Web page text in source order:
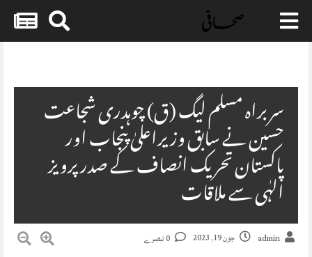
Skip
سربراہ مسلم لیگ (ق) چوہدری شجاعت
حسین نے سابق وزیراعلیٰ پنجاب اور
پاکستان تحریک انصاف کے صدر پرویز
الہٰی سے ملاقات
admin جون 19, 2023